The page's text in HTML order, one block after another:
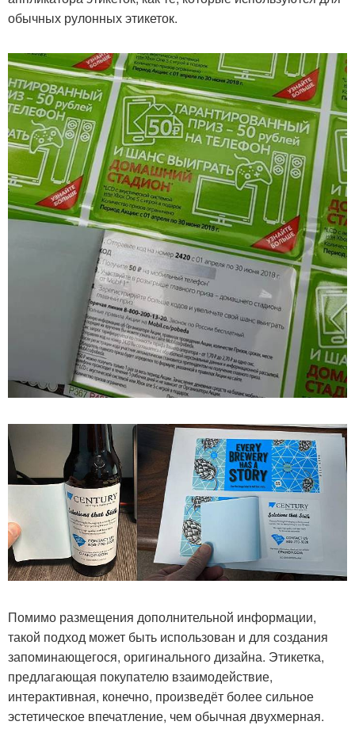
обычных рулонных этикеток.
Помимо размещения дополнительной информации,
такой подход может быть использован и для создания
запоминающегося, оригинального дизайна. Этикетка,
предлагающая покупателю взаимодействие,
интерактивная, конечно, произведёт более сильное
эстетическое впечатление, чем обычная двухмерная.